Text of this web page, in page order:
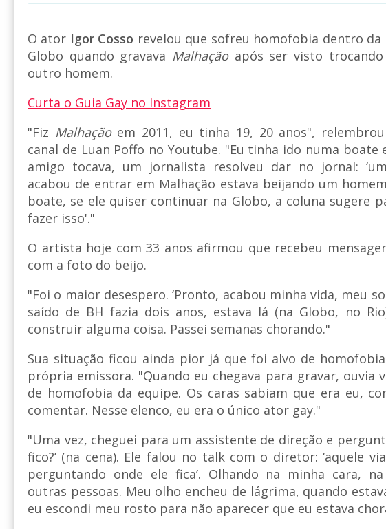
O ator Igor Cosso revelou que sofreu homofobia dentro
Globo quando gravava Malhaçãoapós ser visto
outro homem.
Curta o Guia Gay no Instagram
"Fiz Malhaçãoem 2011, eu tinha 19, 20 anos",
canal de Luan Poffo no Youtube. "Eu tinha ido numa boate
amigo tocava, um jornalista resolveu dar no jornal:
acabou de entrar em Malhação estava beijando um
boate, se ele quiser continuar na Globo, a coluna sugere
fazer isso'."
O artista hoje com 33 anos afirmou que recebeu
com a foto do beijo.
"Foi o maior desespero. ‘Pronto, acabou minha vida, meu
saído de BH fazia dois anos, estava lá (na Globo, no
construir alguma coisa. Passei semanas chorando."
Sua situação ficou ainda pior já que foi alvo de
própria emissora. "Quando eu chegava para gravar, ouvia
de homofobia da equipe. Os caras sabiam que era eu,
comentar. Nesse elenco, eu era o único ator gay."
"Uma vez, cheguei para um assistente de direção e
fico?’ (na cena). Ele falou no talk com o diretor: ‘aquele
perguntando onde ele fica’. Olhando na minha cara,
outras pessoas. Meu olho encheu de lágrima, quando
eu escondi meu rosto para não aparecer que eu estava